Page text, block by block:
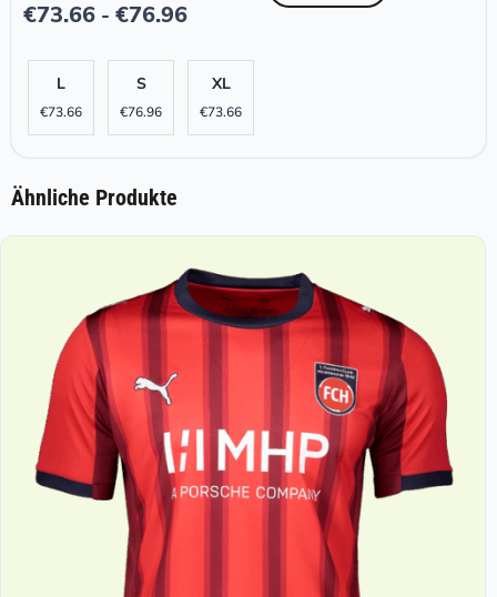
€73.66 - €76.96
L
€73.66
S
€76.96
XL
€73.66
Ähnliche Produkte